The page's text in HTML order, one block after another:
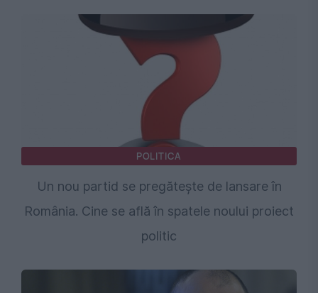
POLITICA
Un nou partid se pregătește de lansare în
România. Cine se află în spatele noului proiect
politic